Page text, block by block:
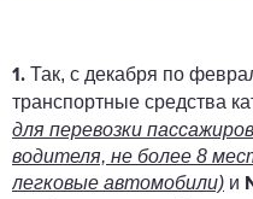
1. Так, с декабря по
транспортные средства
для перевозки
водителя, не более 8
легковые автомобили) и